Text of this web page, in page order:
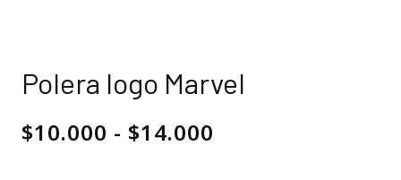
Polera logo Marvel
$10.000 - $14.000